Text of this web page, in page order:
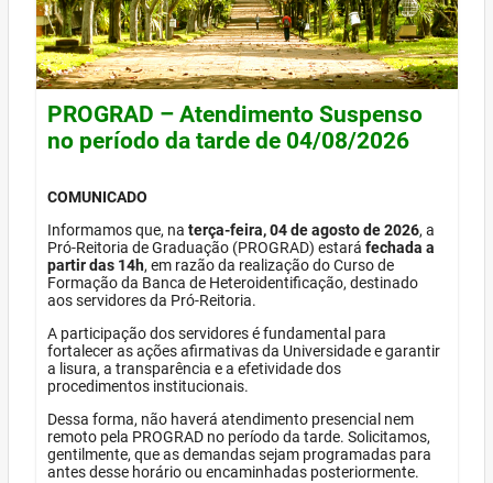
PROGRAD – Atendimento Suspenso
no período da tarde de 04/08/2026
COMUNICADO
Informamos que, na terça-feira, 04 de agosto de 2026, a
Pró-Reitoria de Graduação (PROGRAD) estará fechada a
partir das 14h, em razão da realização do Curso de
Formação da Banca de Heteroidentificação, destinado
aos servidores da Pró-Reitoria.
A participação dos servidores é fundamental para
fortalecer as ações afirmativas da Universidade e garantir
a lisura, a transparência e a efetividade dos
procedimentos institucionais.
Dessa forma, não haverá atendimento presencial nem
remoto pela PROGRAD no período da tarde. Solicitamos,
gentilmente, que as demandas sejam programadas para
antes desse horário ou encaminhadas posteriormente.